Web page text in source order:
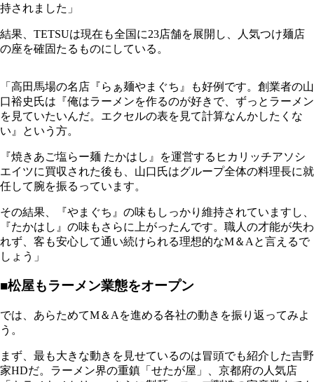
持されました」
結果、TETSUは現在も全国に23店舗を展開し、人気つけ麺店
の座を確固たるものにしている。
「高田馬場の名店『らぁ麺やまぐち』も好例です。創業者の山
口裕史氏は『俺はラーメンを作るのが好きで、ずっとラーメン
を見ていたいんだ。エクセルの表を見て計算なんかしたくな
い』という方。
『焼きあご塩らー麺 たかはし』を運営するヒカリッチアソシ
エイツに買収された後も、山口氏はグループ全体の料理長に就
任して腕を振るっています。
その結果、『やまぐち』の味もしっかり維持されていますし、
『たかはし』の味もさらに上がったんです。職人の才能が失わ
れず、客も安心して通い続けられる理想的なM＆Aと言えるで
しょう」
■松屋もラーメン業態をオープン
では、あらためてM＆Aを進める各社の動きを振り返ってみよ
う。
まず、最も大きな動きを見せているのは冒頭でも紹介した吉野
家HDだ。ラーメン界の重鎮「せたが屋」、京都府の人気店